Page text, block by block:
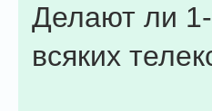
Делают ли
всяких